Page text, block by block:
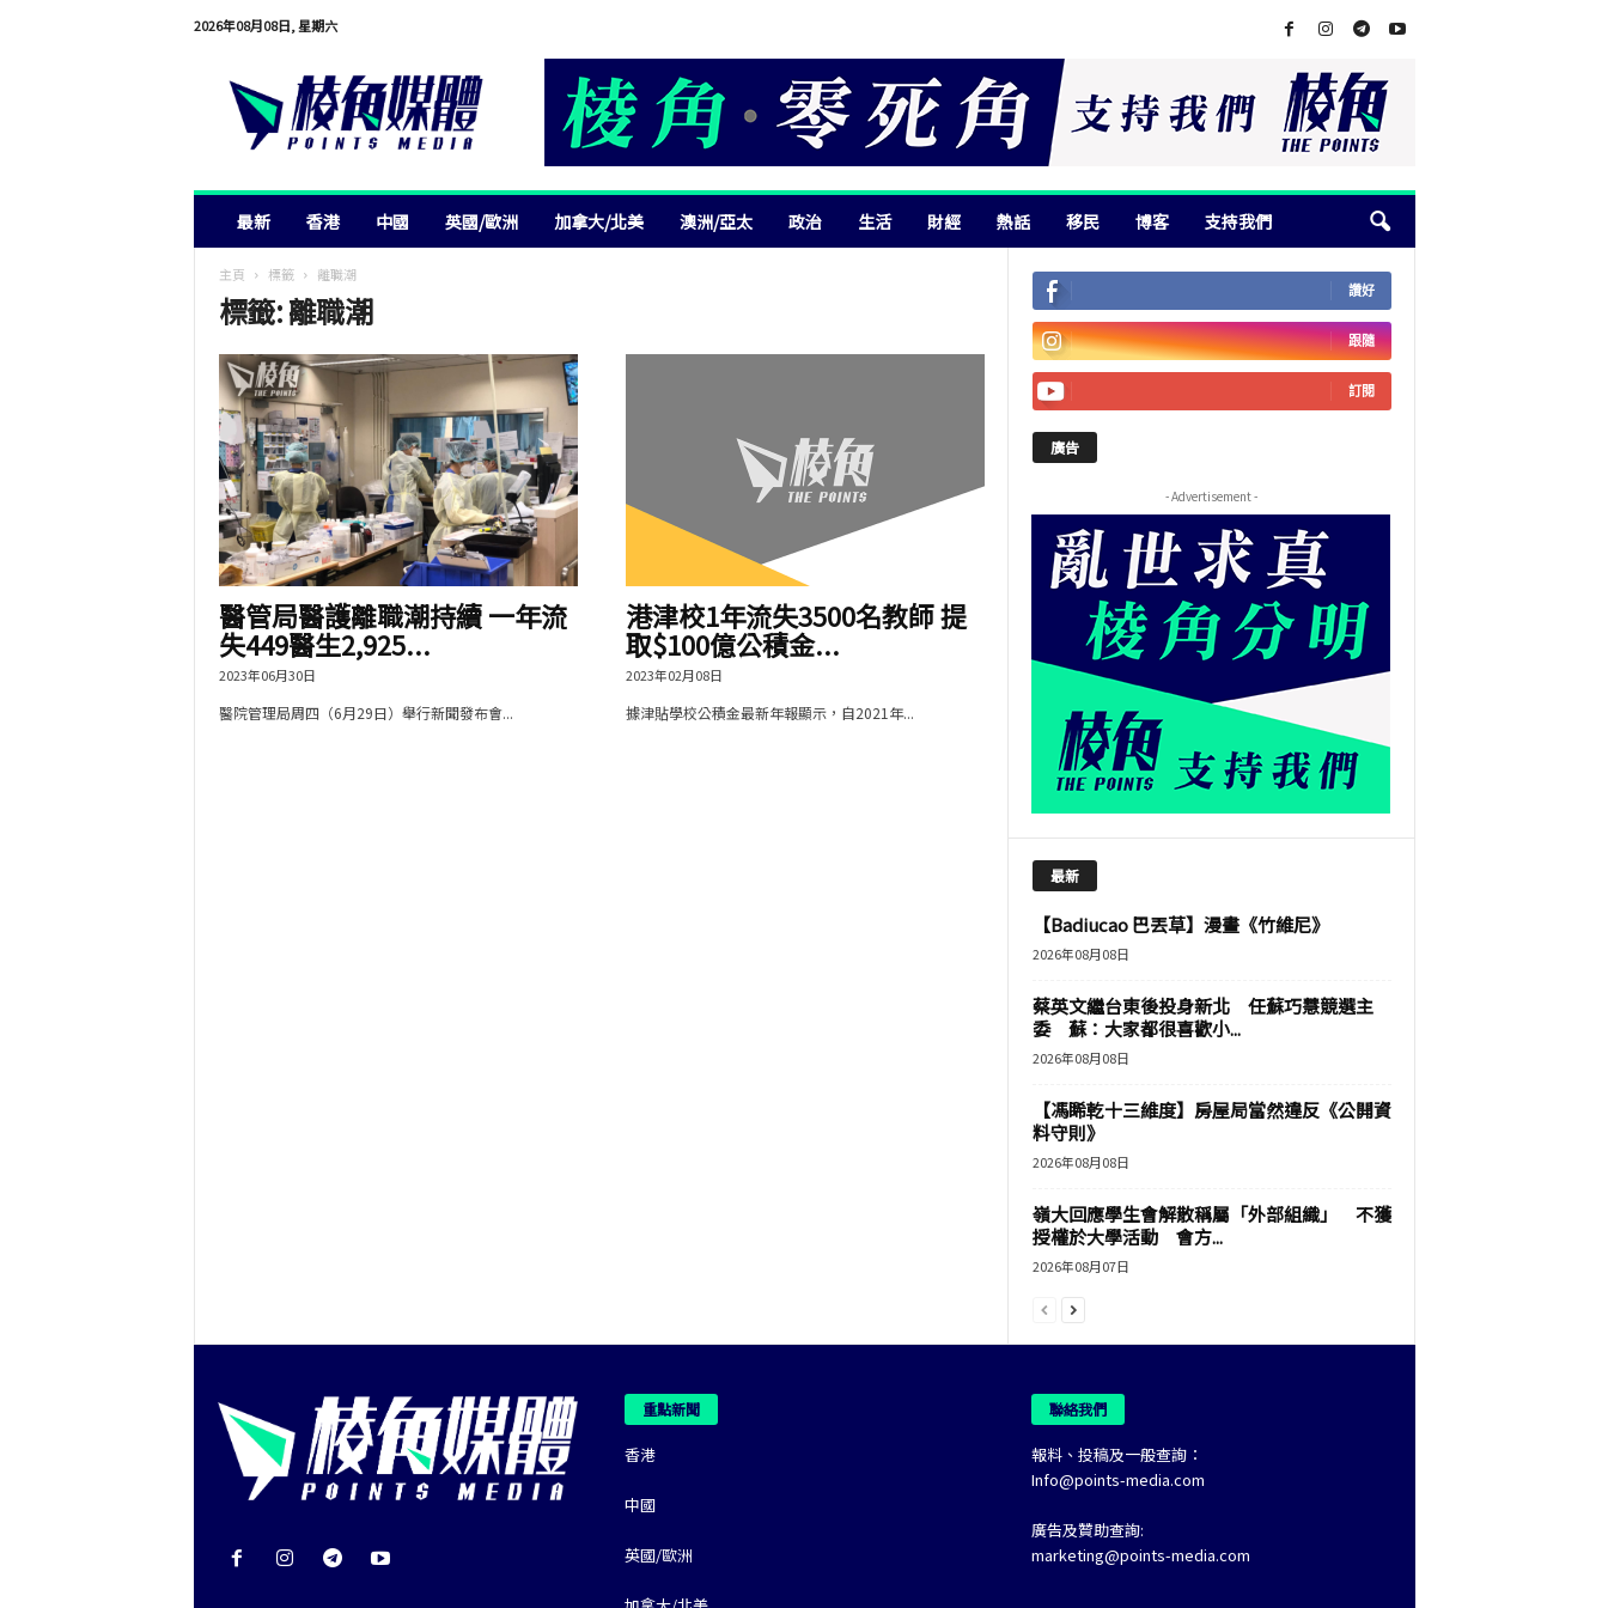
2026年08月08日, 星期六
最新 香港 中國 英國/歐洲 加拿大/北美 澳洲/亞太 政治 生活 財經 熱話 移民 博客 支持我們
主頁 標籤 離職潮
標籤: 離職潮
醫管局醫護離職潮持續 一年流
失449醫生2,925...
2023年06月30日
醫院管理局周四（6月29日）舉行新聞發布會...
港津校1年流失3500名教師 提
取$100億公積金...
2023年02月08日
據津貼學校公積金最新年報顯示，自2021年...
讚好
跟隨
訂閱
廣告
- Advertisement -
最新
【Badiucao 巴丟草】漫畫《竹維尼》
2026年08月08日
蔡英文繼台東後投身新北 任蘇巧慧競選主
委 蘇：大家都很喜歡小...
2026年08月08日
【馮睎乾十三維度】房屋局當然違反《公開資
料守則》
2026年08月08日
嶺大回應學生會解散稱屬「外部組織」 不獲
授權於大學活動 會方...
2026年08月07日
重點新聞
香港
中國
英國/歐洲
聯絡我們
報料、投稿及一般查詢：
Info@points-media.com
廣告及贊助查詢:
marketing@points-media.com